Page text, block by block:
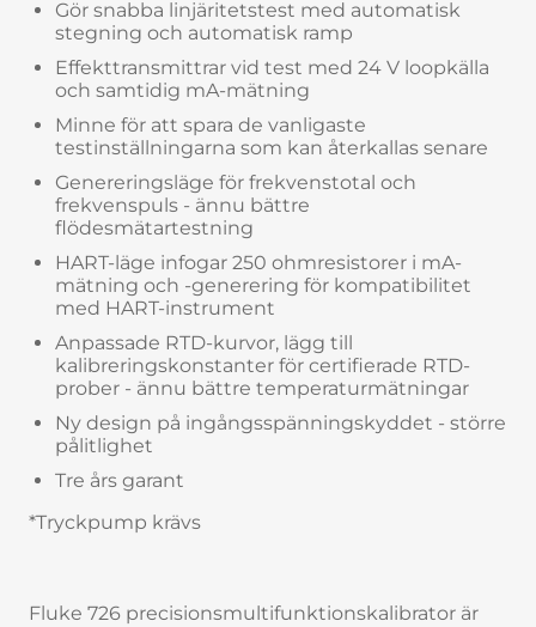
Gör snabba linjäritetstest med automatisk
stegning och automatisk ramp
Effekttransmittrar vid test med 24 V loopkälla
och samtidig mA-mätning
Minne för att spara de vanligaste
testinställningarna som kan återkallas senare
Genereringsläge för frekvenstotal och
frekvenspuls - ännu bättre
flödesmätartestning
HART-läge infogar 250 ohmresistorer i mA-
mätning och -generering för kompatibilitet
med HART-instrument
Anpassade RTD-kurvor, lägg till
kalibreringskonstanter för certifierade RTD-
prober - ännu bättre temperaturmätningar
Ny design på ingångsspänningskyddet - större
pålitlighet
Tre års garant
*Tryckpump krävs
Fluke 726 precisionsmultifunktionskalibrator är